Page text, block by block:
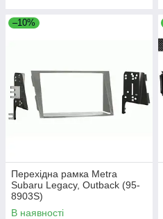
–10%
Перехідна рамка Metra
Subaru Legacy, Outback (95-
8903S)
В наявності